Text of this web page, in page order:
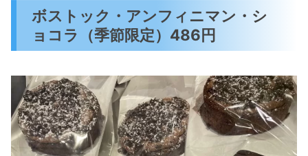
ボストック・アンフィニマン・シ
ョコラ（季節限定）486円